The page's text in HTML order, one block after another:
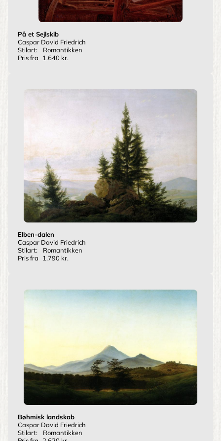
På et Sejlskib
Caspar David Friedrich
Stilart:
Romantikken
Pris fra
1.640 kr.
Elben-dalen
Caspar David Friedrich
Stilart:
Romantikken
Pris fra
1.790 kr.
Bøhmisk landskab
Caspar David Friedrich
Stilart:
Romantikken